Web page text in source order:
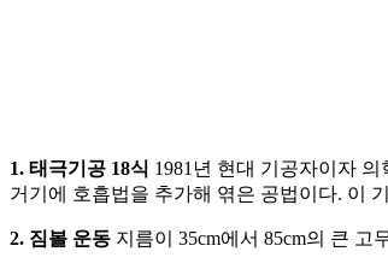
1. 태극기공 18식 1981년 현대 기공자이자
거기에 호흡법을 추가해 엮은 공법이다. 이
2. 짐볼 운동 지름이 35cm에서 85cm의 큰